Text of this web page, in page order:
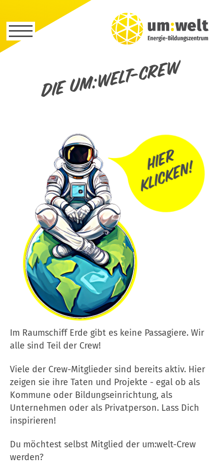
Die um:welt-Crew
Im Raumschiff Erde gibt es keine Passagiere. Wir
alle sind Teil der Crew!
Viele der Crew-Mitglieder sind bereits aktiv. Hier
zeigen sie ihre Taten und Projekte - egal ob als
Kommune oder Bildungseinrichtung, als
Unternehmen oder als Privatperson. Lass Dich
inspirieren!
Du möchtest selbst Mitglied der um:welt-Crew
werden?